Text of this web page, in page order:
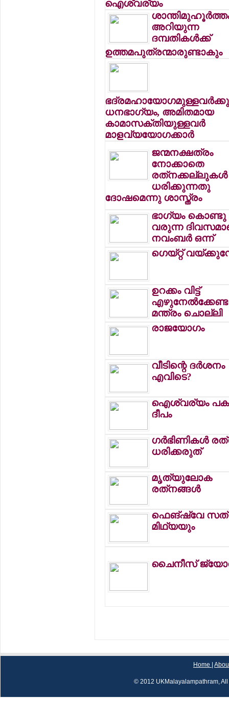
ഐശ്വര്യം
അറിയുന്ന
ദമ്പതികള്‍ക്ക്
ഉത്തമപുത്രന്മാരുണ്ടാകും
ഭദ്രമഹായോഗമുള്ളവര്‍ക്കു
ധനഭാഗ്യം, അമിതമായ
കാമാസക്തിയുള്ളവര്‍
മാളവ്യയോഗക്കാര്‍
ജന്മനക്ഷത്രം
നോക്കാതെ
രത്‌നക്കല്ലുകള്‍
ധരിക്കുന്നതു
ദോഷമെന്നു ശാസ്ത്രം
ഭാഗ്യം കൊണ്ടു
വരുന്ന
നവംബര്‍ ഒന്ന്
ഗെയ്റ്റ്
ഉറക്കം വിട്ട്
മന്ത്രം ചൊല്ലി
രാജയോഗം
വീടിന്റെ ദര്‍ശനം
എവിടെ?
ഐശ്വര്യം
ദീപം
ഗര്‍ഭിണികള്‍
ധരിക്കരുത്
മൃത്യുലോക
രത്‌നങ്ങള്‍
ഫെങ്‌ഷ്വേ
മിഥ്യയും
ചൈനീസ്
Home
© 2012 UKMalayalampathram,